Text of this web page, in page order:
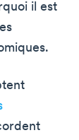
il est